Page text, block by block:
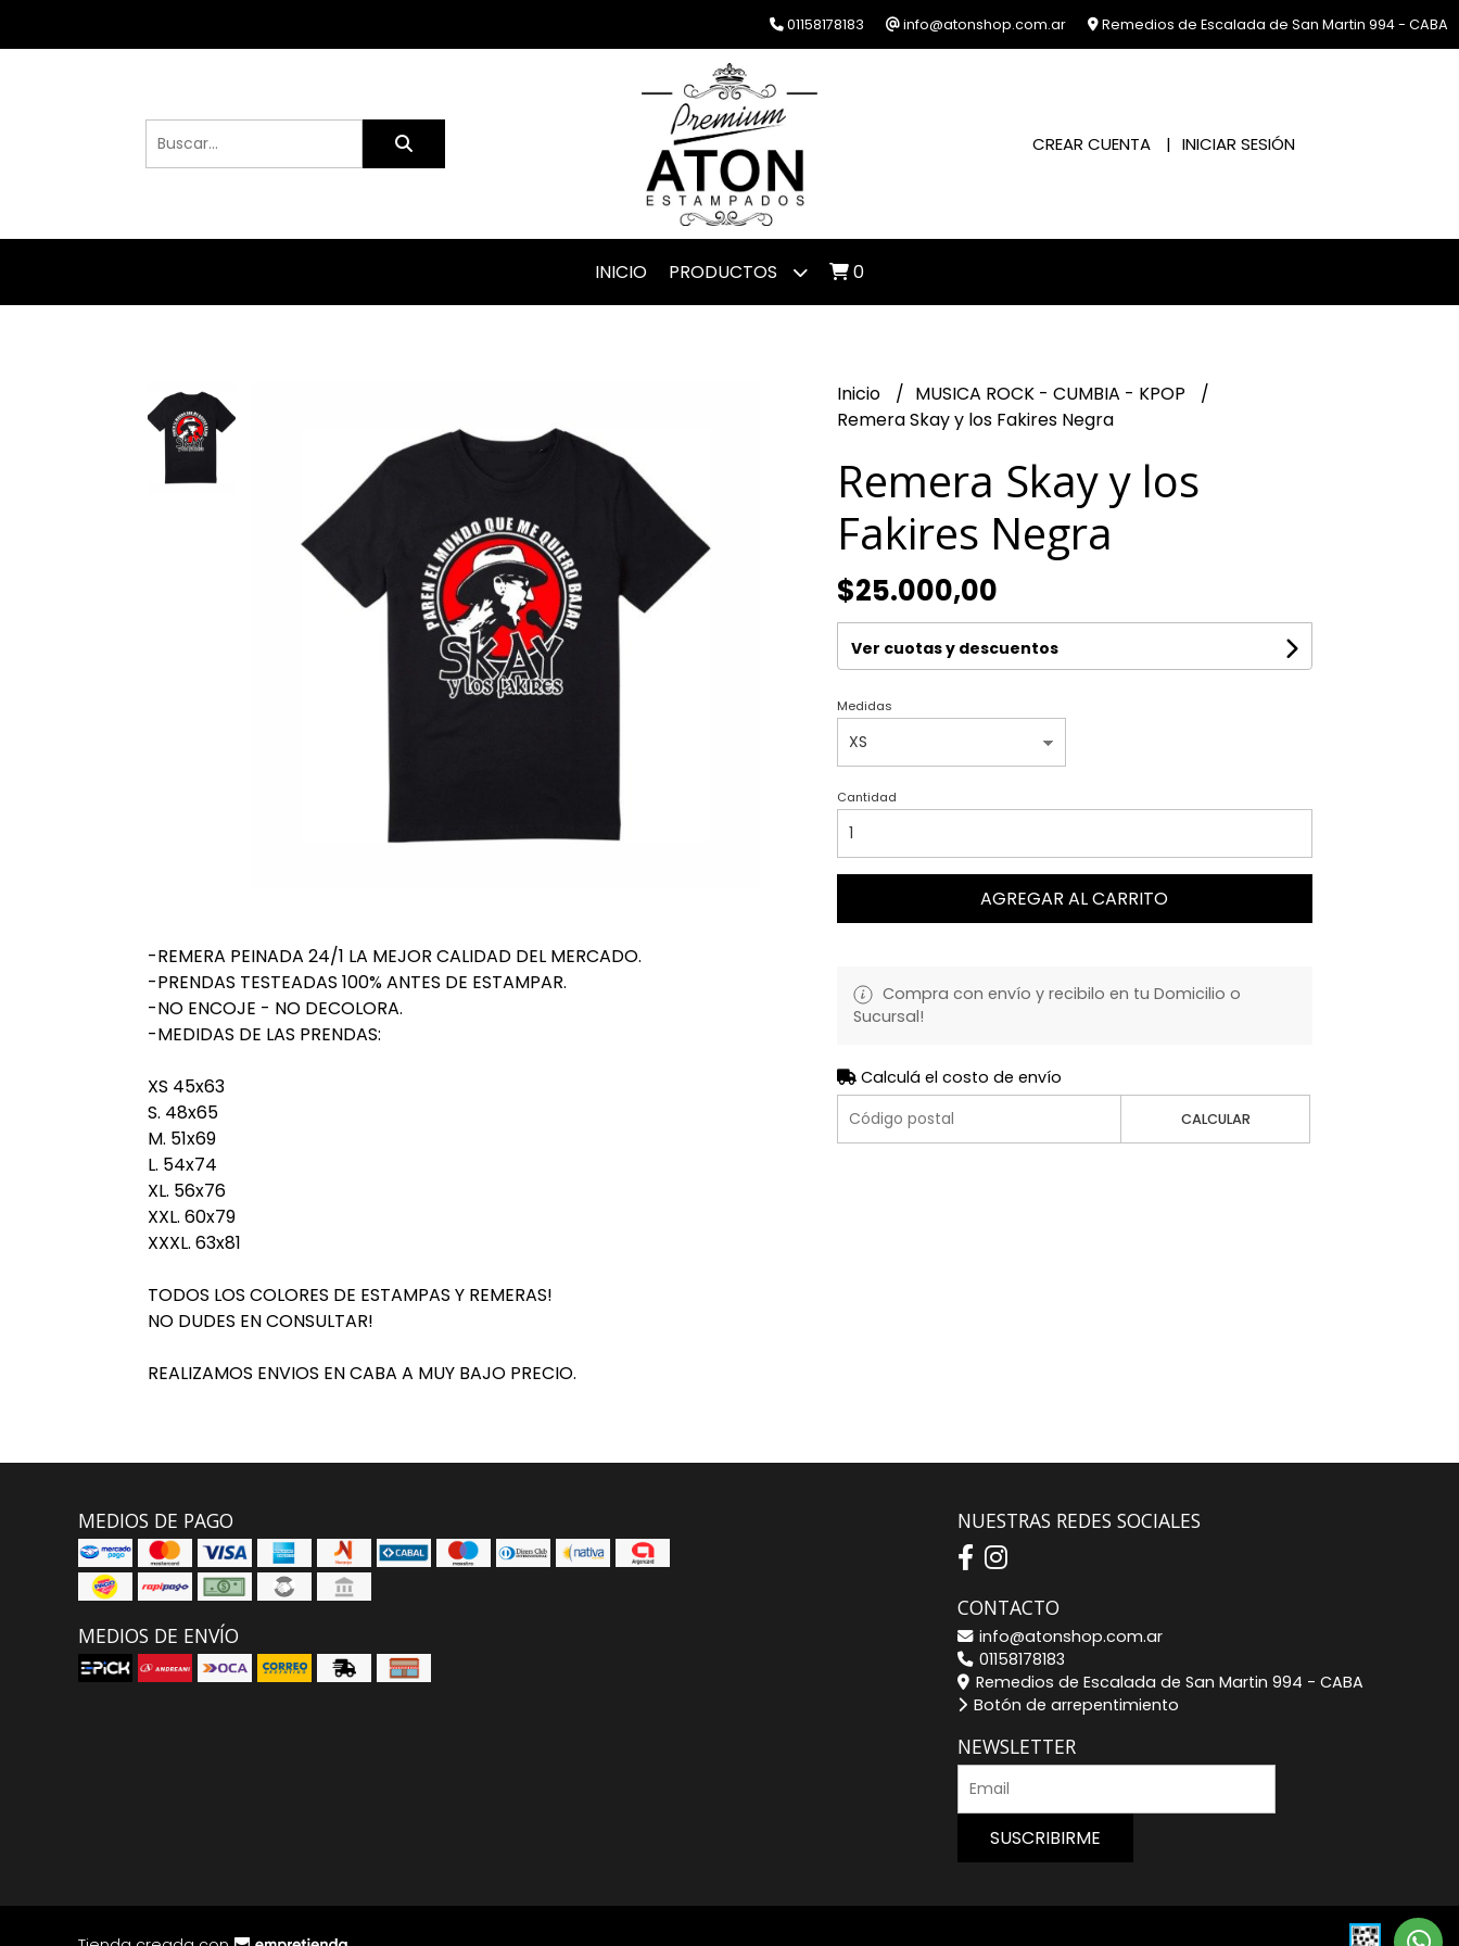
01158178183 info@atonshop.com.ar Remedios de Escalada de San Martin 994 - CABA
CREAR CUENTA INICIAR SESIÓN
INICIO PRODUCTOS 0
-REMERA PEINADA 24/1 LA MEJOR CALIDAD DEL MERCADO.
-PRENDAS TESTEADAS 100% ANTES DE ESTAMPAR.
-NO ENCOJE - NO DECOLORA.
-MEDIDAS DE LAS PRENDAS:
XS 45x63
S. 48x65
M. 51x69
L. 54x74
XL. 56x76
XXL. 60x79
XXXL. 63x81
TODOS LOS COLORES DE ESTAMPAS Y REMERAS!
NO DUDES EN CONSULTAR!
REALIZAMOS ENVIOS EN CABA A MUY BAJO PRECIO.
Inicio
MUSICA ROCK - CUMBIA - KPOP
Remera Skay y los Fakires Negra
Remera Skay y los
Fakires Negra
$25.000,00
Ver cuotas y descuentos
Medidas
Cantidad
AGREGAR AL CARRITO
Compra con envío y recibilo en tu Domicilio o
Sucursal!
Calculá el costo de envío
CALCULAR
MEDIOS DE PAGO
MEDIOS DE ENVÍO
NUESTRAS REDES SOCIALES
CONTACTO
info@atonshop.com.ar
01158178183
Remedios de Escalada de San Martin 994 - CABA
Botón de arrepentimiento
NEWSLETTER
SUSCRIBIRME